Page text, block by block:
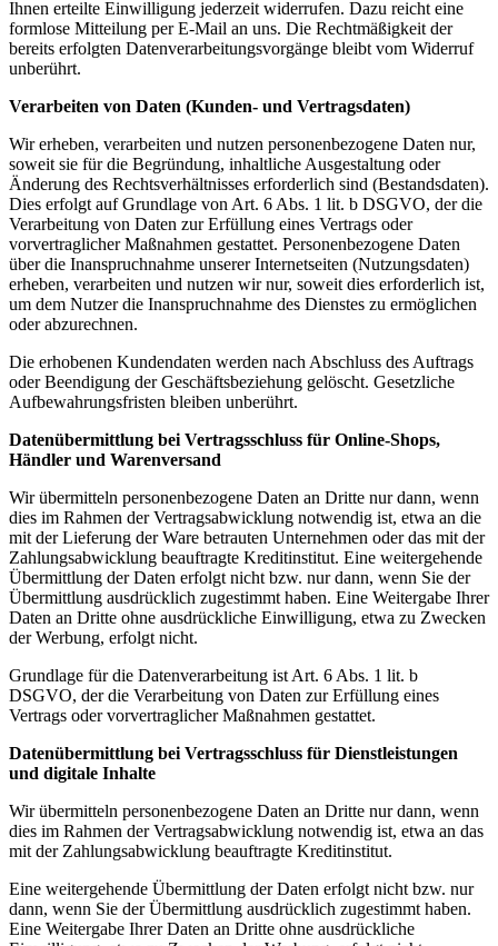
Ihnen erteilte Einwilligung jederzeit widerrufen. Dazu reicht eine
formlose Mitteilung per E-Mail an uns. Die Rechtmäßigkeit der
bereits erfolgten Datenverarbeitungsvorgänge bleibt vom Widerruf
unberührt.
Verarbeiten von Daten (Kunden- und Vertragsdaten)
Wir erheben, verarbeiten und nutzen personenbezogene Daten nur,
soweit sie für die Begründung, inhaltliche Ausgestaltung oder
Änderung des Rechtsverhältnisses erforderlich sind (Bestandsdaten).
Dies erfolgt auf Grundlage von Art. 6 Abs. 1 lit. b DSGVO, der die
Verarbeitung von Daten zur Erfüllung eines Vertrags oder
vorvertraglicher Maßnahmen gestattet. Personenbezogene Daten
über die Inanspruchnahme unserer Internetseiten (Nutzungsdaten)
erheben, verarbeiten und nutzen wir nur, soweit dies erforderlich ist,
um dem Nutzer die Inanspruchnahme des Dienstes zu ermöglichen
oder abzurechnen.
Die erhobenen Kundendaten werden nach Abschluss des Auftrags
oder Beendigung der Geschäftsbeziehung gelöscht. Gesetzliche
Aufbewahrungsfristen bleiben unberührt.
Datenübermittlung bei Vertragsschluss für Online-Shops,
Händler und Warenversand
Wir übermitteln personenbezogene Daten an Dritte nur dann, wenn
dies im Rahmen der Vertragsabwicklung notwendig ist, etwa an die
mit der Lieferung der Ware betrauten Unternehmen oder das mit der
Zahlungsabwicklung beauftragte Kreditinstitut. Eine weitergehende
Übermittlung der Daten erfolgt nicht bzw. nur dann, wenn Sie der
Übermittlung ausdrücklich zugestimmt haben. Eine Weitergabe Ihrer
Daten an Dritte ohne ausdrückliche Einwilligung, etwa zu Zwecken
der Werbung, erfolgt nicht.
Grundlage für die Datenverarbeitung ist Art. 6 Abs. 1 lit. b
DSGVO, der die Verarbeitung von Daten zur Erfüllung eines
Vertrags oder vorvertraglicher Maßnahmen gestattet.
Datenübermittlung bei Vertragsschluss für Dienstleistungen
und digitale Inhalte
Wir übermitteln personenbezogene Daten an Dritte nur dann, wenn
dies im Rahmen der Vertragsabwicklung notwendig ist, etwa an das
mit der Zahlungsabwicklung beauftragte Kreditinstitut.
Eine weitergehende Übermittlung der Daten erfolgt nicht bzw. nur
dann, wenn Sie der Übermittlung ausdrücklich zugestimmt haben.
Eine Weitergabe Ihrer Daten an Dritte ohne ausdrückliche